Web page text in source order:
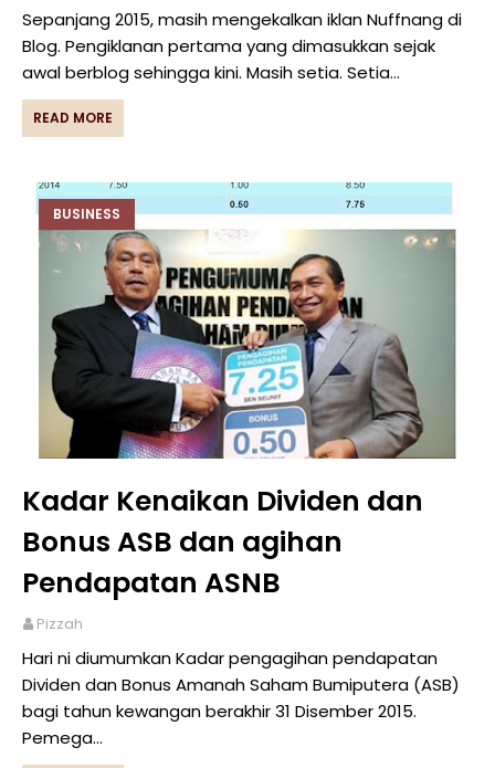
Sepanjang 2015, masih mengekalkan iklan Nuffnang di
Blog. Pengiklanan pertama yang dimasukkan sejak
awal berblog sehingga kini. Masih setia. Setia…
READ MORE
BUSINESS
Kadar Kenaikan Dividen dan
Bonus ASB dan agihan
Pendapatan ASNB
Pizzah
Hari ni diumumkan Kadar pengagihan pendapatan
Dividen dan Bonus Amanah Saham Bumiputera (ASB)
bagi tahun kewangan berakhir 31 Disember 2015.
Pemega…